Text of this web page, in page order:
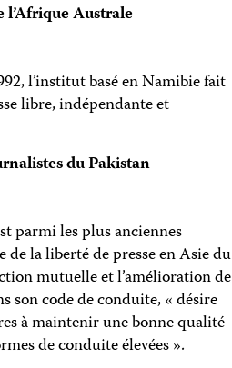
l’Afrique Australe
l’institut basé en Namibie fait
libre, indépendante et
du Pakistan
parmi les plus anciennes
de la liberté de presse en Asie du
mutuelle et l’amélioration de
son code de conduite, « désire
à maintenir une bonne qualité
de conduite élevées ».